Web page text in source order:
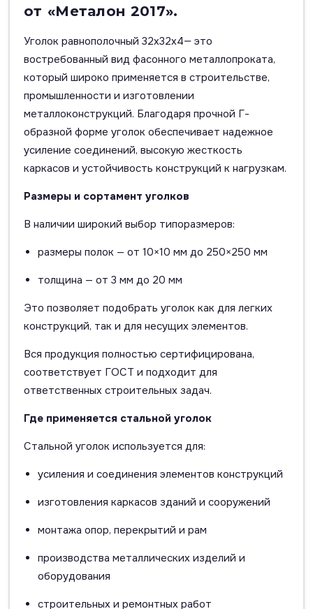
от «Металон 2017».
Уголок равнополочный 32х32х4— это
востребованный вид фасонного металлопроката,
который широко применяется в строительстве,
промышленности и изготовлении
металлоконструкций. Благодаря прочной Г-
образной форме уголок обеспечивает надежное
усиление соединений, высокую жесткость
каркасов и устойчивость конструкций к нагрузкам.
Размеры и сортамент уголков
В наличии широкий выбор типоразмеров:
размеры полок — от 10×10 мм до 250×250 мм
толщина — от 3 мм до 20 мм
Это позволяет подобрать уголок как для легких
конструкций, так и для несущих элементов.
Вся продукция полностью сертифицирована,
соответствует ГОСТ и подходит для
ответственных строительных задач.
Где применяется стальной уголок
Стальной уголок используется для:
усиления и соединения элементов конструкций
изготовления каркасов зданий и сооружений
монтажа опор, перекрытий и рам
производства металлических изделий и
оборудования
строительных и ремонтных работ